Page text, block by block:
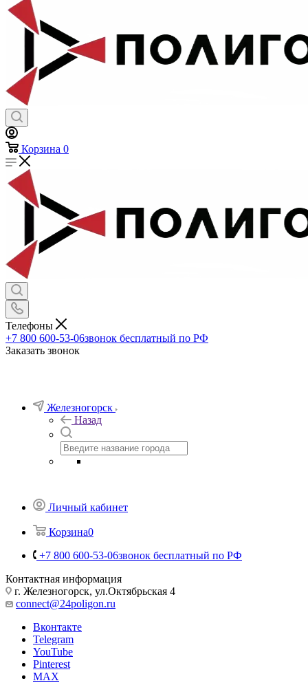
Корзина 0
Телефоны
+7 800 600-53-06звонок бесплатный по РФ
Заказать звонок
Железногорск
Назад
Личный кабинет
Корзина0
+7 800 600-53-06звонок бесплатный по РФ
Контактная информация
г. Железногорск, ул.Октябрьская 4
connect@24poligon.ru
Вконтакте
Telegram
YouTube
Pinterest
MAX